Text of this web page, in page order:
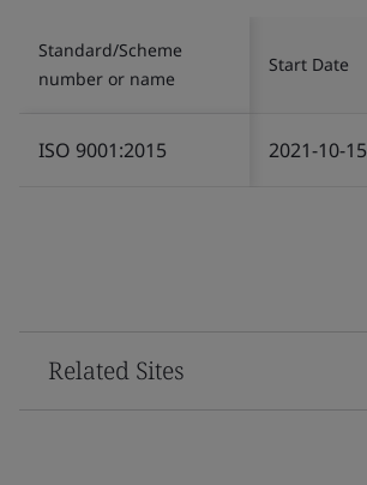
Standard/Scheme
number or name
Start Date
ISO 9001:2015 2021-10-15
Related Sites